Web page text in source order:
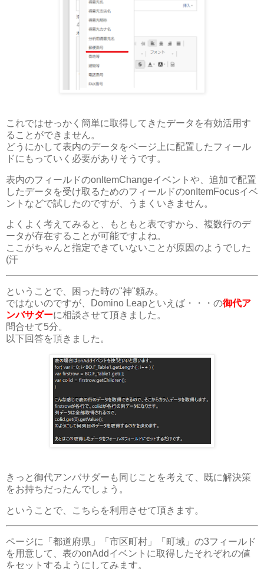
これではせっかく簡単に取得してきたデータを有効活用す
ることができません。
どうにかして表内のデータをページ上に配置したフィール
ドにもっていく必要がありそうです。
表内のフィールドのonItemChangeイベントや、追加で配置
したデータを受け取るためのフィールドのonItemFocusイベ
ントなどで試したのですが、うまくいきません。
よくよく考えてみると、もともと表ですから、複数行のデ
ータが存在することが可能ですよね。
ここがちゃんと指定できていないことが原因のようでした
(汗
ということで、困った時の"神"頼み。
ではないのですが、Domino Leapといえば・・・の御代ア
ンバサダーに相談させて頂きました。
問合せて5分。
以下回答を頂きました。
きっと御代アンバサダーも同じことを考えて、既に解決策
をお持ちだったんでしょう。
ということで、こちらを利用させて頂きます。
ページに「都道府県」「市区町村」「町域」の3フィールド
を用意して、表のonAddイベントに取得したそれぞれの値
をセットするようにしてみます。